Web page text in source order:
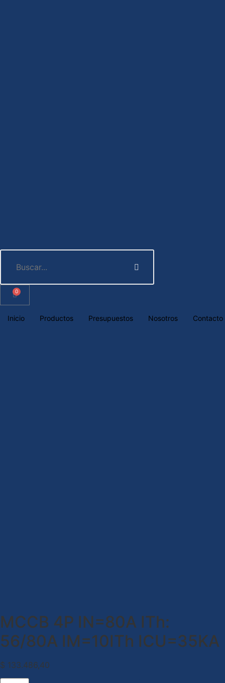
0
Inicio Productos Presupuestos Nosotros Contacto
MCCB 4P IN=80A ITh:
56/80A IM=10ITh ICU=35KA
$ 133.486,40